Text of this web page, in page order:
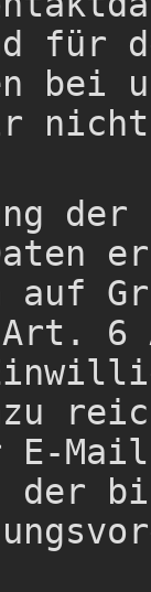
für
bei
auf
6
der